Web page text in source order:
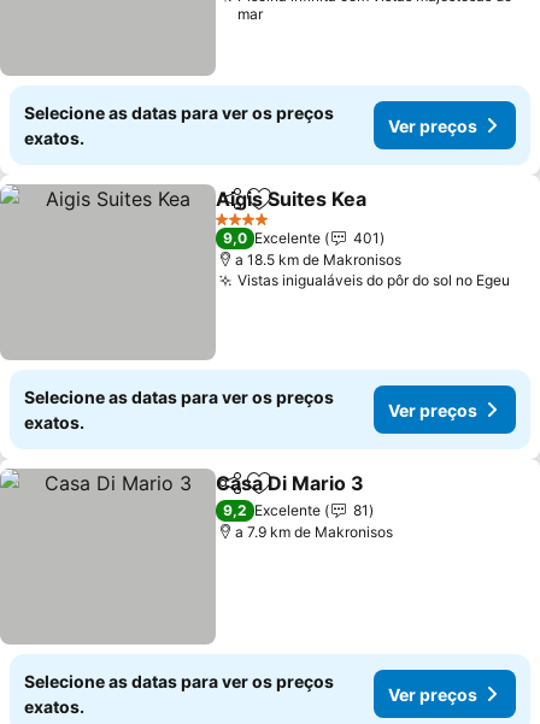
mar
Selecione as datas para ver os preços
exatos.
Ver preços
PartilharAdicionar aos favoritos
Aigis Suites Kea
4 Estrelas
9,0 Excelente
401
a 18.5 km de Makronisos
Vistas inigualáveis do pôr do sol no Egeu
Selecione as datas para ver os preços
exatos.
Ver preços
PartilharAdicionar aos favoritos
Casa Di Mario 3
9,2 Excelente
81
a 7.9 km de Makronisos
Selecione as datas para ver os preços
exatos.
Ver preços